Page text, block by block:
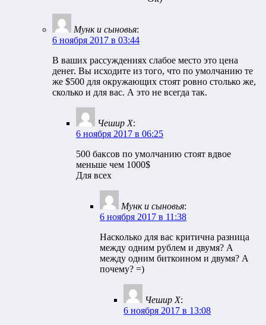
Мунк и сыновья:
6 ноября 2017 в 03:44
В ваших рассуждениях слабое место это цена
денег. Вы исходите из того, что по умолчанию те
же $500 для окружающих стоят ровно столько же,
сколько и для вас. А это не всегда так.
Чешир Х:
6 ноября 2017 в 06:25
500 баксов по умолчанию стоят вдвое
меньше чем 1000$
Для всех
Мунк и сыновья:
6 ноября 2017 в 11:38
Насколько для вас критична разница
между одним рублем и двумя? А
между одним биткоином и двумя? А
почему? =)
Чешир Х:
6 ноября 2017 в 13:08